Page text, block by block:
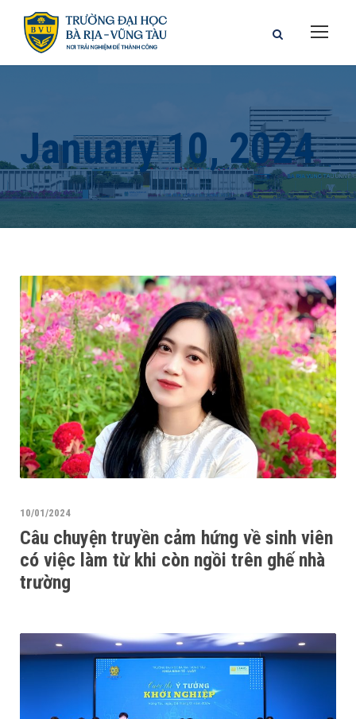
January 10, 2024
10/01/2024
Câu chuyện truyền cảm hứng về sinh viên
có việc làm từ khi còn ngồi trên ghế nhà
trường